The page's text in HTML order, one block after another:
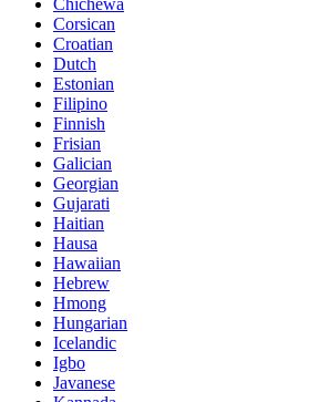
Chichewa
Corsican
Croatian
Dutch
Estonian
Filipino
Finnish
Frisian
Galician
Georgian
Gujarati
Haitian
Hausa
Hawaiian
Hebrew
Hmong
Hungarian
Icelandic
Igbo
Javanese